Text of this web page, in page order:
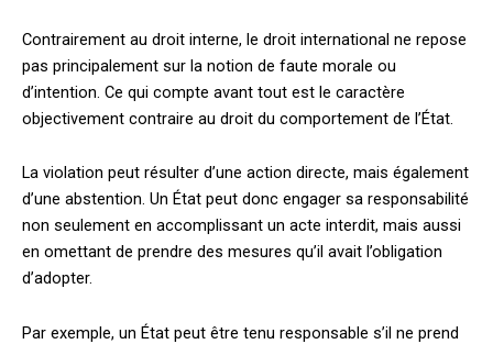
Contrairement au droit interne, le droit international ne repose
pas principalement sur la notion de faute morale ou
d’intention. Ce qui compte avant tout est le caractère
objectivement contraire au droit du comportement de l’État.
La violation peut résulter d’une action directe, mais également
d’une abstention. Un État peut donc engager sa responsabilité
non seulement en accomplissant un acte interdit, mais aussi
en omettant de prendre des mesures qu’il avait l’obligation
d’adopter.
Par exemple, un État peut être tenu responsable s’il ne prend